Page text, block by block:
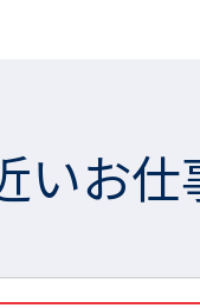
いお仕